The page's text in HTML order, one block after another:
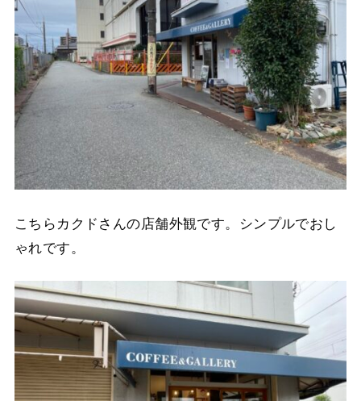
こちらカクドさんの店舗外観です。シンプルでおし
ゃれです。